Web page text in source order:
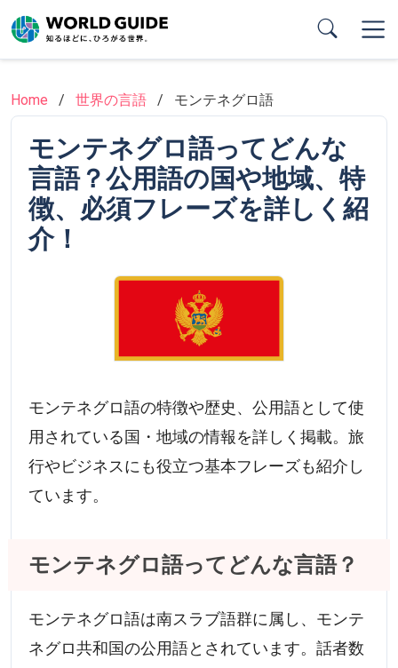
to
main
Home
世界の言語 モンテネグロ語
モンテネグロ語ってどんな
言語？公用語の国や地域、特
徴、必須フレーズを詳しく紹
介！
モンテネグロ語の特徴や歴史、公用語として使
用されている国・地域の情報を詳しく掲載。旅
行やビジネスにも役立つ基本フレーズも紹介し
ています。
モンテネグロ語ってどんな言語？
モンテネグロ語は南スラブ語群に属し、モンテ
ネグロ共和国の公用語とされています。話者数